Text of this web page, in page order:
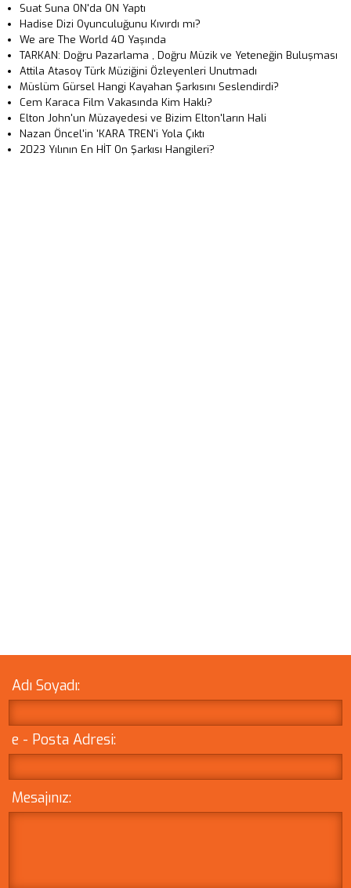
Suat Suna ON'da ON Yaptı
Hadise Dizi Oyunculuğunu Kıvırdı mı?
We are The World 40 Yaşında
TARKAN: Doğru Pazarlama , Doğru Müzik ve Yeteneğin Buluşması
Attila Atasoy Türk Müziğini Özleyenleri Unutmadı
Müslüm Gürsel Hangi Kayahan Şarkısını Seslendirdi?
Cem Karaca Film Vakasında Kim Haklı?
Elton John'un Müzayedesi ve Bizim Elton'ların Hali
Nazan Öncel'in 'KARA TREN'i Yola Çıktı
2023 Yılının En HİT On Şarkısı Hangileri?
Adı Soyadı:
e - Posta Adresi:
Mesajınız: